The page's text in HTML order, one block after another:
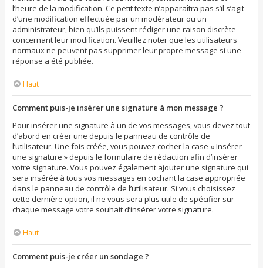
l’heure de la modification. Ce petit texte n’apparaîtra pas s’il s’agit
d’une modification effectuée par un modérateur ou un
administrateur, bien qu’ils puissent rédiger une raison discrète
concernant leur modification. Veuillez noter que les utilisateurs
normaux ne peuvent pas supprimer leur propre message si une
réponse a été publiée.
Haut
Comment puis-je insérer une signature à mon message ?
Pour insérer une signature à un de vos messages, vous devez tout
d’abord en créer une depuis le panneau de contrôle de
l’utilisateur. Une fois créée, vous pouvez cocher la case « Insérer
une signature » depuis le formulaire de rédaction afin d’insérer
votre signature. Vous pouvez également ajouter une signature qui
sera insérée à tous vos messages en cochant la case appropriée
dans le panneau de contrôle de l’utilisateur. Si vous choisissez
cette dernière option, il ne vous sera plus utile de spécifier sur
chaque message votre souhait d’insérer votre signature.
Haut
Comment puis-je créer un sondage ?